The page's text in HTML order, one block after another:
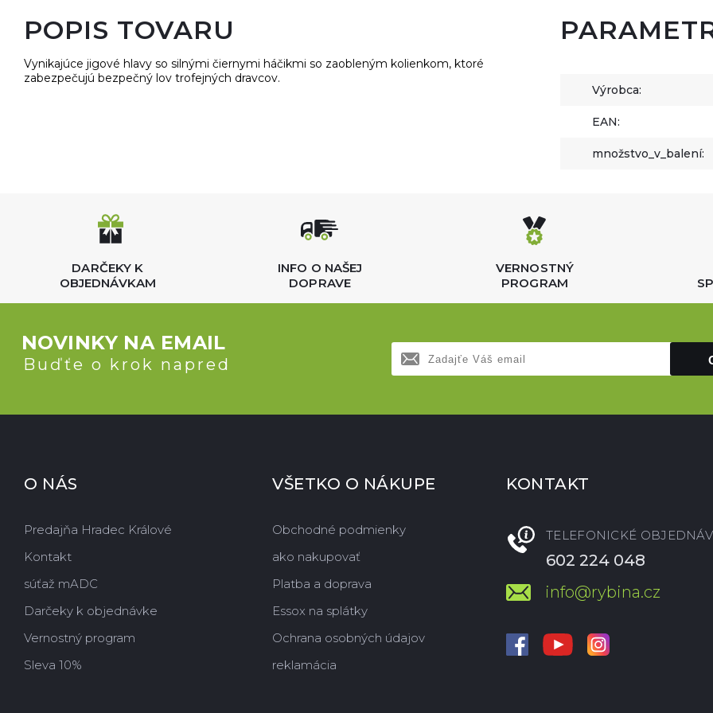
POPIS TOVARU
Vynikajúce jigové hlavy so silnými čiernymi háčikmi so zaobleným kolienkom, ktoré
zabezpečujú bezpečný lov trofejných dravcov.
Výrobca:
EAN:
množstvo_v_balení:
DARČEKY K
OBJEDNÁVKAM
INFO O NAŠEJ
DOPRAVE
VERNOSTNÝ
PROGRAM
NOVINKY NA EMAIL
Buďťe o krok napred
O NÁS
Predajňa Hradec Králové
Kontakt
súťaž mADC
Darčeky k objednávke
Vernostný program
Sleva 10%
VŠETKO O NÁKUPE
Obchodné podmienky
ako nakupovať
Platba a doprava
Essox na splátky
Ochrana osobných údajov
reklamácia
KONTAKT
TELEFONICKÉ
602 224 048
info@rybina.cz